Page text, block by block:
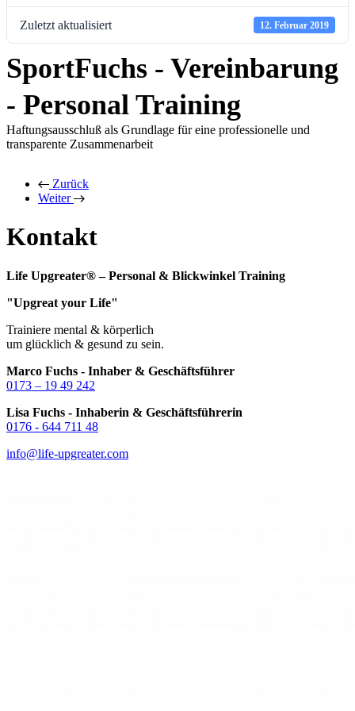
Zuletzt aktualisiert 12. Februar 2019
SportFuchs - Vereinbarung
- Personal Training
Haftungsausschluß als Grundlage für eine professionelle und
transparente Zusammenarbeit
Zurück
Weiter
Kontakt
Life Upgreater® – Personal & Blickwinkel Training
"Upgreat your Life"
Trainiere mental & körperlich
um glücklich & gesund zu sein.
Marco Fuchs - Inhaber & Geschäftsführer
0173 – 19 49 242
Lisa Fuchs - Inhaberin & Geschäftsführerin
0176 - 644 711 48
info@life-upgreater.com